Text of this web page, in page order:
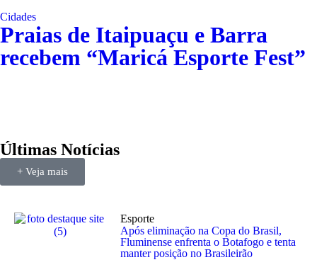
Cidades
Praias de Itaipuaçu e Barra
recebem “Maricá Esporte Fest”
Últimas Notícias
+ Veja mais
Esporte
Após eliminação na Copa do Brasil,
Fluminense enfrenta o Botafogo e tenta
manter posição no Brasileirão